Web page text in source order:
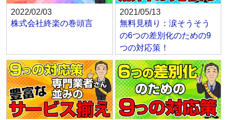
2022/02/03
株式会社終楽の巻頭言
2021/05/13
無料見積り：涙そうそう
の6つの差別化のための9
つの対応策！